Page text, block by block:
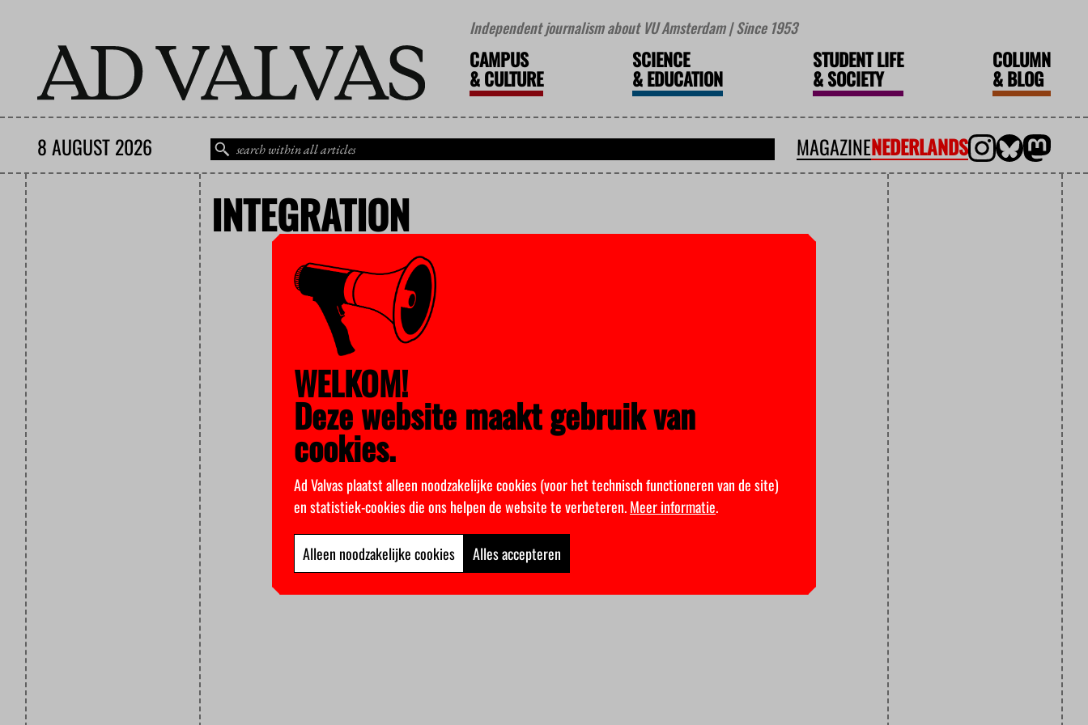
Independent journalism about VU Amsterdam | Since 1953
CAMPUS
&CULTURE
SCIENCE
&EDUCATION
STUDENT LIFE
&SOCIETY
COLUMN
&BLOG
8 AUGUST 2026 MAGAZINENEDERLANDS
INTEGRATION
WELKOM!
Deze website maakt gebruik van
cookies.
Ad Valvas plaatst alleen noodzakelijke cookies (voor het technisch functioneren van de site)
en statistiek-cookies die ons helpen de website te verbeteren.Meer informatie.
Alleen noodzakelijke cookies Alles accepteren